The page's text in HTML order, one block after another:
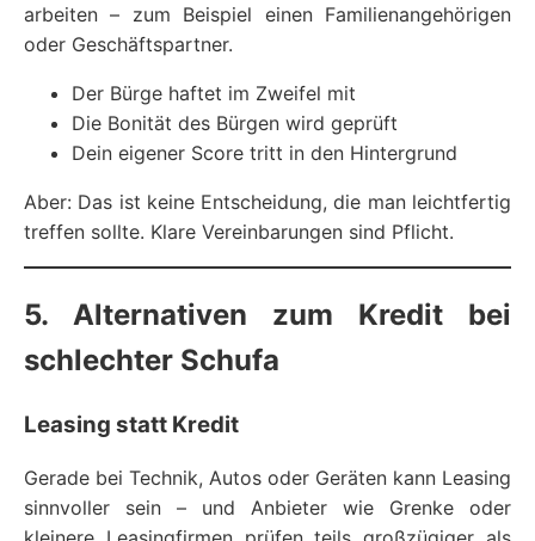
arbeiten – zum Beispiel einen Familienangehörigen
oder Geschäftspartner.
Der Bürge haftet im Zweifel mit
Die Bonität des Bürgen wird geprüft
Dein eigener Score tritt in den Hintergrund
Aber: Das ist keine Entscheidung, die man leichtfertig
treffen sollte. Klare Vereinbarungen sind Pflicht.
5. Alternativen zum Kredit bei
schlechter Schufa
Leasing statt Kredit
Gerade bei Technik, Autos oder Geräten kann Leasing
sinnvoller sein – und Anbieter wie Grenke oder